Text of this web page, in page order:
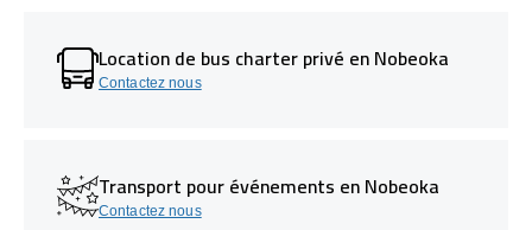
Location de bus charter privé en Nobeoka
Contactez nous
Transport pour événements en Nobeoka
Contactez nous